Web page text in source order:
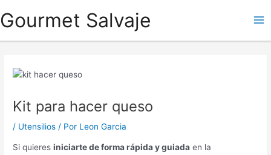
alGourmet Salvaje
Kit para hacer queso
/ Utensilios / Por Leon Garcia
Si quieresiniciarte de forma rápida y guiada en la